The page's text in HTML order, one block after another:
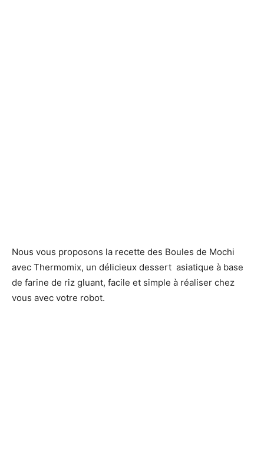
Nous vous proposons la recette des Boules de Mochi
avec Thermomix, un délicieux dessert asiatique à base
de farine de riz gluant, facile et simple à réaliser chez
vous avec votre robot.